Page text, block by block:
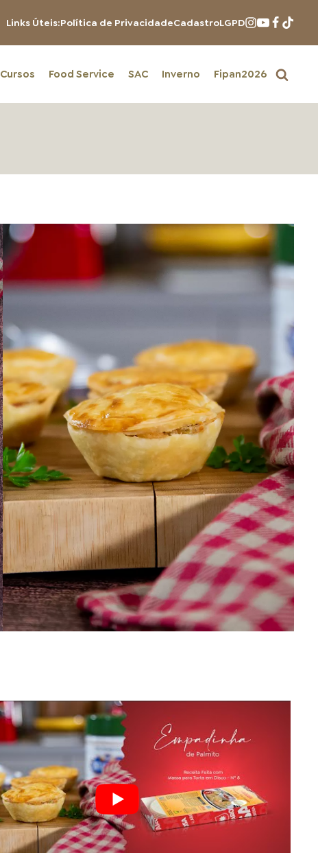
Links Úteis:Política de PrivacidadeCadastroLGPD
Cursos Food Service SAC Inverno Fipan2026
AGENDA DE CURSOS
ACESSO PARA PARCEIROS